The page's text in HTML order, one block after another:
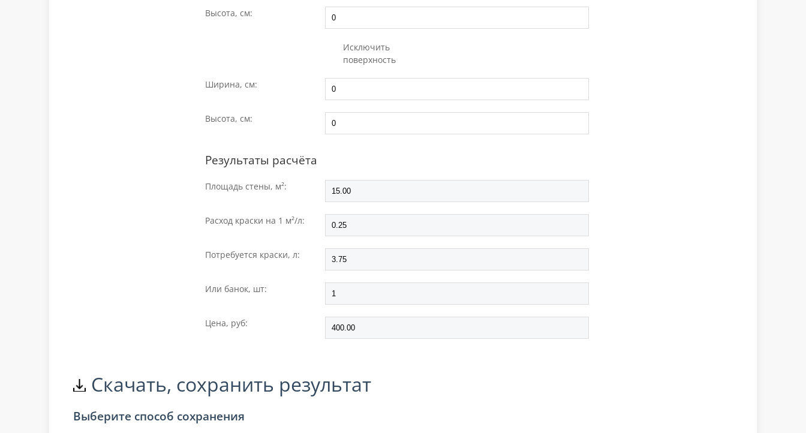
Высота, см:
Исключить
поверхность
Ширина, см:
Высота, см:
Результаты расчёта
Площадь стены, м²:
Расход краски на 1 м²/л:
Потребуется краски, л:
Или банок, шт:
Цена, руб:
Скачать, сохранить результат
Выберите способ сохранения